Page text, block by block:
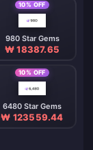
10% OFF
980 Star Gems
₩ 18387.65
10% OFF
6480 Star Gems
₩ 123559.44